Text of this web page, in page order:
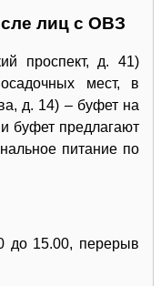
лиц с ОВЗ
проспект, д. 41)
мест, в
д. 14) – буфет на
буфет предлагают
питание по
до 15.00, перерыв